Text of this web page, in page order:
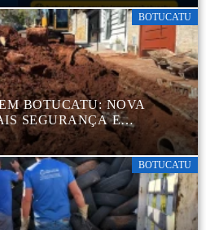
BOTUCATU
BOTUCATU: NOVA
SEGURANÇA E
MORADORES DA COHAB
BOTUCATU